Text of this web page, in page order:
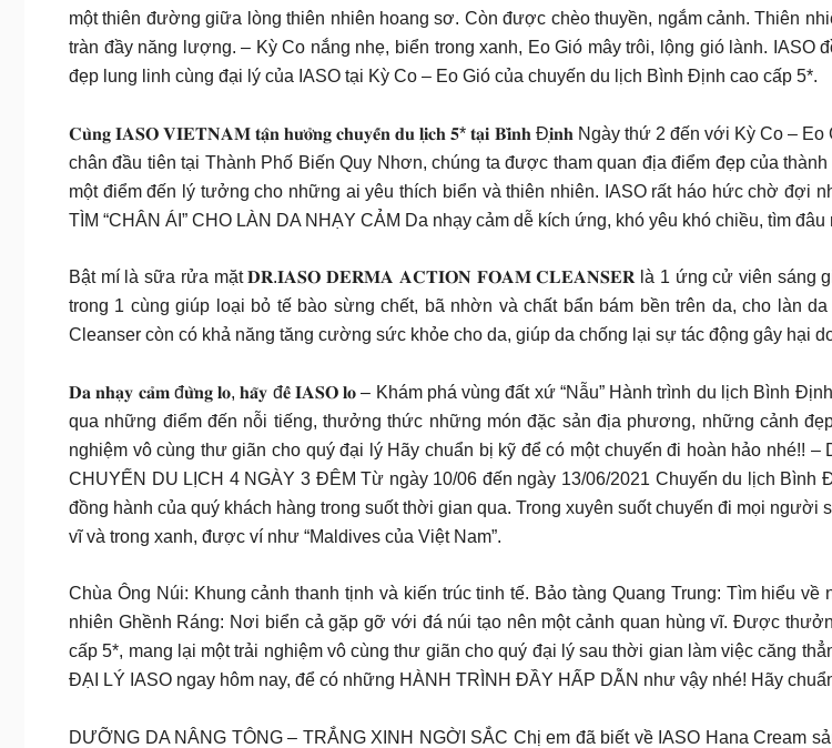
một thiên đường giữa lòng thiên nhiên hoang sơ. Còn được chèo thuyền, ngắm cảnh. Thiên
tràn đầy năng lượng. – Kỳ Co nắng nhẹ, biển trong xanh, Eo Gió mây trôi, lộng gió lành.
đẹp lung linh cùng đại lý của IASO tại Kỳ Co – Eo Gió của chuyến du lịch Bình Định cao cấp 5*.
𝐂𝐮̀𝐧𝐠 𝐈𝐀𝐒𝐎 𝐕𝐈𝐄𝐓𝐍𝐀𝐌 𝐭𝐚̣̂𝐧 𝐡𝐮̛𝐨̛̉𝐧𝐠 𝐜𝐡𝐮𝐲𝐞̂́𝐧 𝐝𝐮 𝐥𝐢̣𝐜𝐡 𝟓* 𝐭𝐚̣𝐢 𝐁𝐢̀𝐧𝐡 Đ𝐢̣𝐧𝐡 Ngày thứ 2 đến với Kỳ Co –
chân đầu tiên tại Thành Phố Biến Quy Nhơn, chúng ta được tham quan địa điểm đẹp của
một điểm đến lý tưởng cho những ai yêu thích biển và thiên nhiên. IASO rất háo hức chờ đợi
TÌM “CHÂN ÁI” CHO LÀN DA NHẠY CẢM Da nhạy cảm dễ kích ứng, khó yêu khó chiều, tìm đâu
Bật mí là sữa rửa mặt 𝐃𝐑.𝐈𝐀𝐒𝐎 𝐃𝐄𝐑𝐌𝐀 𝐀𝐂𝐓𝐈𝐎𝐍 𝐅𝐎𝐀𝐌 𝐂𝐋𝐄𝐀𝐍𝐒𝐄𝐑 là 1 ứng cử viên sáng giá
trong 1 cùng giúp loại bỏ tế bào sừng chết, bã nhờn và chất bẩn bám bền trên da, cho làn
Cleanser còn có khả năng tăng cường sức khỏe cho da, giúp da chống lại sự tác động gây hại
𝐃𝐚 𝐧𝐡𝐚̣𝐲 𝐜𝐚̉𝐦 đ𝐮̛̀𝐧𝐠 𝐥𝐨, 𝐡𝐚̃𝐲 đ𝐞̂̉ 𝐈𝐀𝐒𝐎 𝐥𝐨 – Khám phá vùng đất xứ “Nẫu” Hành trình du lịch Bình
qua những điểm đến nỗi tiếng, thưởng thức những món đặc sản địa phương, những cảnh
nghiệm vô cùng thư giãn cho quý đại lý Hãy chuẩn bị kỹ để có một chuyến đi hoàn hảo nhé!!
CHUYẾN DU LỊCH 4 NGÀY 3 ĐÊM Từ ngày 10/06 đến ngày 13/06/2021 Chuyến du lịch
đồng hành của quý khách hàng trong suốt thời gian qua. Trong xuyên suốt chuyến đi mọi
vĩ và trong xanh, được ví như “Maldives của Việt Nam”.
Chùa Ông Núi: Khung cảnh thanh tịnh và kiến trúc tinh tế. Bảo tàng Quang Trung: Tìm hiểu
nhiên Ghềnh Ráng: Nơi biển cả gặp gỡ với đá núi tạo nên một cảnh quan hùng vĩ. Được
cấp 5*, mang lại một trải nghiệm vô cùng thư giãn cho quý đại lý sau thời gian làm việc căng
ĐẠI LÝ IASO ngay hôm nay, để có những HÀNH TRÌNH ĐẦY HẤP DẪN như vậy nhé! Hãy
DƯỠNG DA NÂNG TÔNG – TRẮNG XINH NGỜI SẮC Chị em đã biết về IASO Hana Cream